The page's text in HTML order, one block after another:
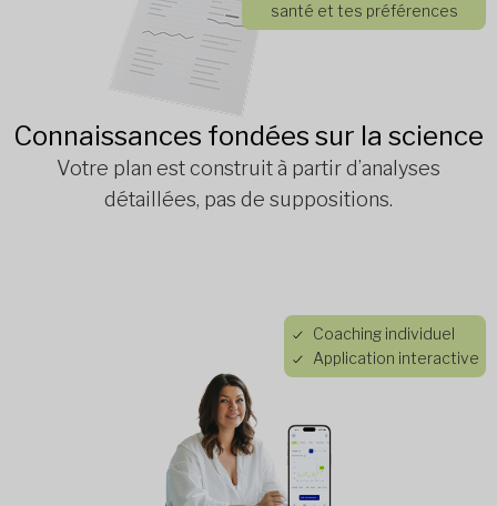
santé et tes préférences
Connaissances fondées sur la science
Votre plan est construit à partir d’analyses
détaillées, pas de suppositions.
Coaching individuel
Application interactive